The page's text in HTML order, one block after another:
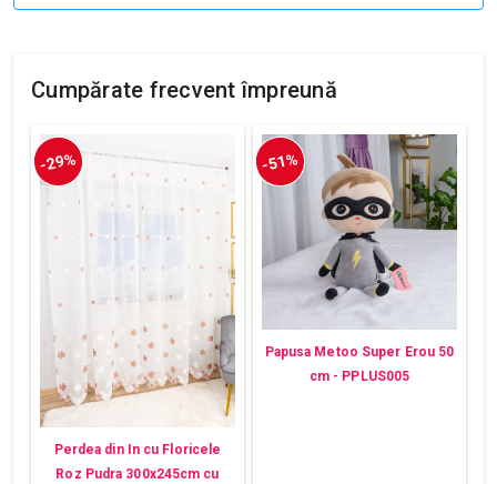
Cumpărate frecvent împreună
-29%
Perdea din In cu Floricele
Roz Pudra 300x245cm cu
-51%
Papusa Metoo Super Erou 50
cm - PPLUS005